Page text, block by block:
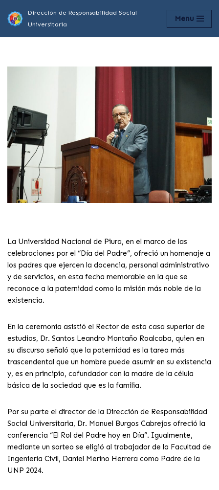
Saltar
al
Dirección de Responsabilidad Social
Universitaria
Menu
La Universidad Nacional de Piura, en el marco de las
celebraciones por el “Día del Padre”, ofreció un homenaje a
los padres que ejercen la docencia, personal administrativo
y de servicios, en esta fecha memorable en la que se
reconoce a la paternidad como la misión más noble de la
existencia.
En la ceremonia asistió el Rector de esta casa superior de
estudios, Dr. Santos Leandro Montaño Roalcaba, quien en
su discurso señaló que la paternidad es la tarea más
trascendental que un hombre puede asumir en su existencia
y, es en principio, cofundador con la madre de la célula
básica de la sociedad que es la familia.
Por su parte el director de la Dirección de Responsabilidad
Social Universitaria, Dr. Manuel Burgos Cabrejos ofreció la
conferencia “El Rol del Padre hoy en Día”. Igualmente,
mediante un sorteo se eligió al trabajador de la Facultad de
Ingeniería Civil, Daniel Merino Herrera como Padre de la
UNP 2024.